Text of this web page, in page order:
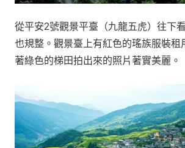
從平安2號觀景平臺（九龍五虎）往下
也規整。觀景臺上有紅色的瑤族服裝租
著綠色的梯田拍出來的照片著實美麗。